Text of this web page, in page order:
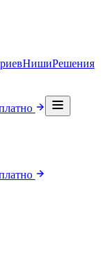
НишиРешения